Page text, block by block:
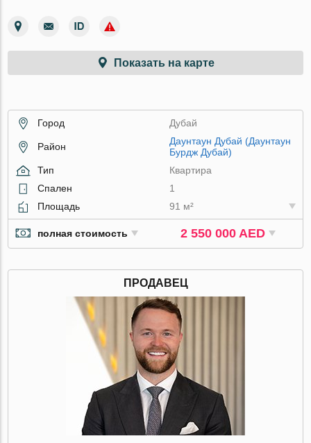
Показать на карте
Город Дубай
Район
Даунтаун Дубай (Даунтаун
Бурдж Дубай)
Тип
Квартира
Спален
1
Площадь
91 м²
полная стоимость 2 550 000 AED
ПРОДАВЕЦ